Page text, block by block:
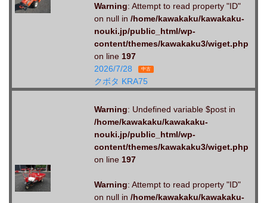
Warning: Attempt to read property "ID"
on null in /home/kawakaku/kawakaku-
nouki.jp/public_html/wp-
content/themes/kawakaku3/wiget.php
on line 197
2026/7/28
中古
クボタ KRA75
Warning: Undefined variable $post in
/home/kawakaku/kawakaku-
nouki.jp/public_html/wp-
content/themes/kawakaku3/wiget.php
on line 197
Warning: Attempt to read property "ID"
on null in /home/kawakaku/kawakaku-